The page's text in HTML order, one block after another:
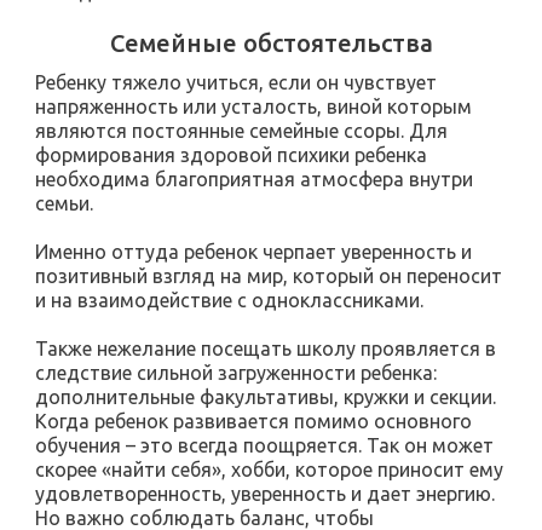
Семейные обстоятельства
Ребенку тяжело учиться, если он чувствует
напряженность или усталость, виной которым
являются постоянные семейные ссоры. Для
формирования здоровой психики ребенка
необходима благоприятная атмосфера внутри
семьи.
Именно оттуда ребенок черпает уверенность и
позитивный взгляд на мир, который он переносит
и на взаимодействие с одноклассниками.
Также нежелание посещать школу проявляется в
следствие сильной загруженности ребенка:
дополнительные факультативы, кружки и секции.
Когда ребенок развивается помимо основного
обучения – это всегда поощряется. Так он может
скорее «найти себя», хобби, которое приносит ему
удовлетворенность, уверенность и дает энергию.
Но важно соблюдать баланс, чтобы